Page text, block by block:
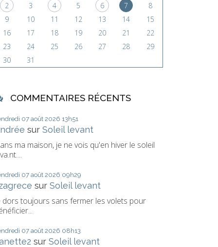
2
3 4 5 6 7
8
9
10 11 12 13 14
15
16
17 18 19 20 21
22
23
24 25 26 27 28
29
30
31
COMMENTAIRES RÉCENTS
07 août 2026 13h51
surSoleil levant
ma maison, je ne vois qu'en hiver le soleil
07 août 2026 09h29
surSoleil levant
dors toujours sans fermer les volets pour
07 août 2026 08h13
surSoleil levant